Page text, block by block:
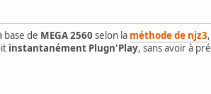
base de MEGA 2560 selon la méthode de njz3
instantanément Plugn'Play, sans avoir à